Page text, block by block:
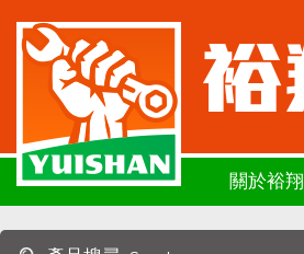
關於裕翔